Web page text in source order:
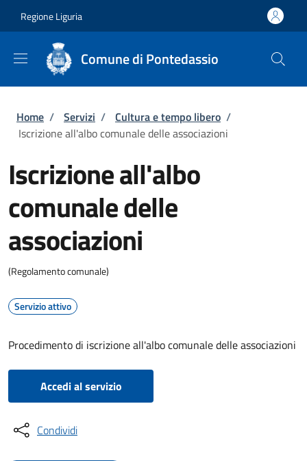
Regione Liguria
Comune di Pontedassio
Briciole di pane
Home / Servizi / Cultura e tempo libero /
Iscrizione all'albo comunale delle associazioni
Iscrizione all'albo
comunale delle
associazioni
(Regolamento comunale)
Servizio attivo
Procedimento di iscrizione all'albo comunale delle associazioni
Accedi al servizio
Condividi